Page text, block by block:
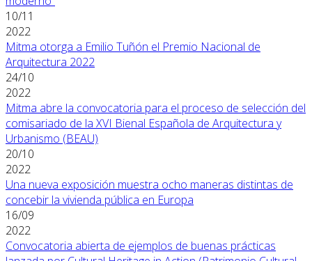
10/11
2022
Mitma otorga a Emilio Tuñón el Premio Nacional de
Arquitectura 2022
24/10
2022
Mitma abre la convocatoria para el proceso de selección del
comisariado de la XVI Bienal Española de Arquitectura y
Urbanismo (BEAU)
20/10
2022
Una nueva exposición muestra ocho maneras distintas de
concebir la vivienda pública en Europa
16/09
2022
Convocatoria abierta de ejemplos de buenas prácticas